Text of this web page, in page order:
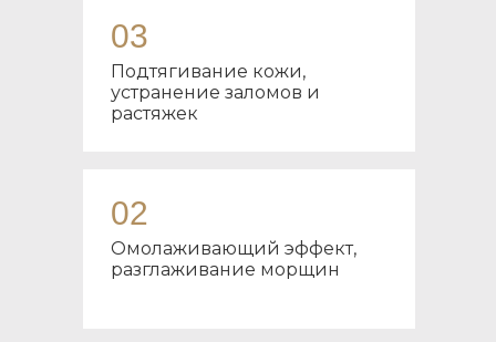
02
03
Омолаживающий эффект,
разглаживание морщин
Подтягивание кожи,
устранение заломов и
растяжек